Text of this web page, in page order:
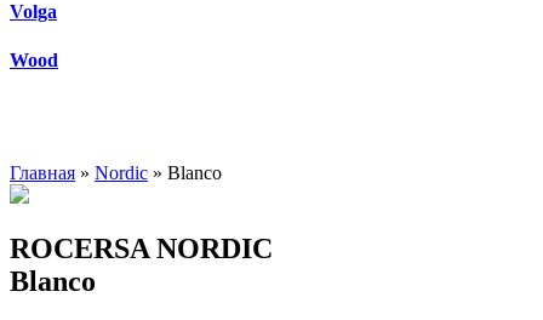
Volga
Wood
Главная » Nordic » Blanco
ROCERSA NORDIC
Blanco